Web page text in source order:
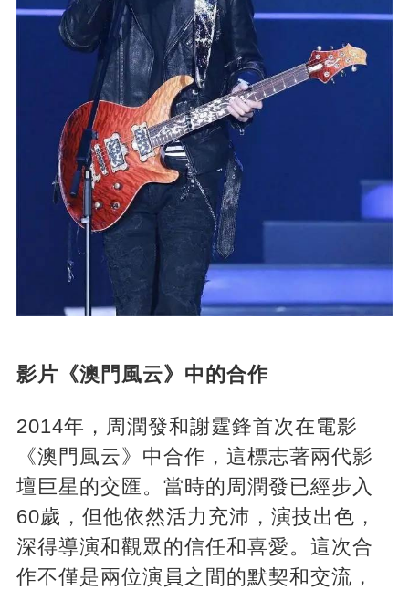
影片《澳門風云》中的合作
2014年，周潤發和謝霆鋒首次在電影
《澳門風云》中合作，這標志著兩代影
壇巨星的交匯。當時的周潤發已經步入
60歲，但他依然活力充沛，演技出色，
深得導演和觀眾的信任和喜愛。這次合
作不僅是兩位演員之間的默契和交流，